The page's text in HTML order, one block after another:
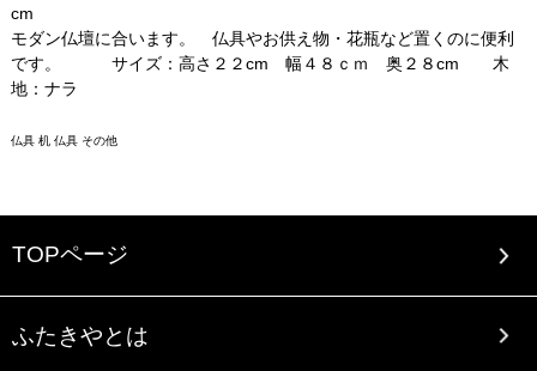
cm
モダン仏壇に合います。 仏具やお供え物・花瓶など置くのに便利
です。 サイズ：高さ２２cm 幅４８ｃｍ 奥２８cm 木
地：ナラ
仏具 机 仏具 その他
TOPページ
ふたきやとは